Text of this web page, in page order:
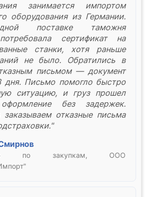
занимается импортом
оборудования из Германии.
поставке таможня
сертификат на
станки, хотя раньше
не было. Обратились в
письмом — документ
дня. Письмо помогло быстро
ситуацию, и груз прошел
без задержек.
заказываем отказные письма
по закупкам, ООО